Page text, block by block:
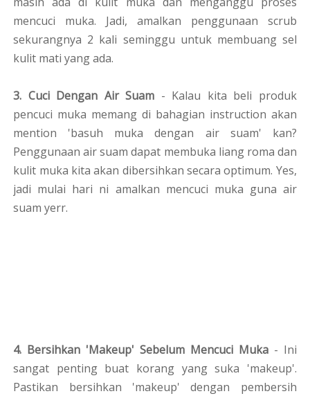
mencuci muka. Jadi, amalkan penggunaan scrub
sekurangnya 2 kali seminggu untuk membuang sel
kulit mati yang ada.
3. Cuci Dengan Air Suam - Kalau kita beli produk
pencuci muka memang di bahagian instruction akan
mention 'basuh muka dengan air suam' kan?
Penggunaan air suam dapat membuka liang roma dan
kulit muka kita akan dibersihkan secara optimum. Yes,
jadi mulai hari ni amalkan mencuci muka guna air
suam yerr.
4. Bersihkan 'Makeup' Sebelum Mencuci Muka- Ini
sangat penting buat korang yang suka 'makeup'.
Pastikan bersihkan 'makeup' dengan pembersih